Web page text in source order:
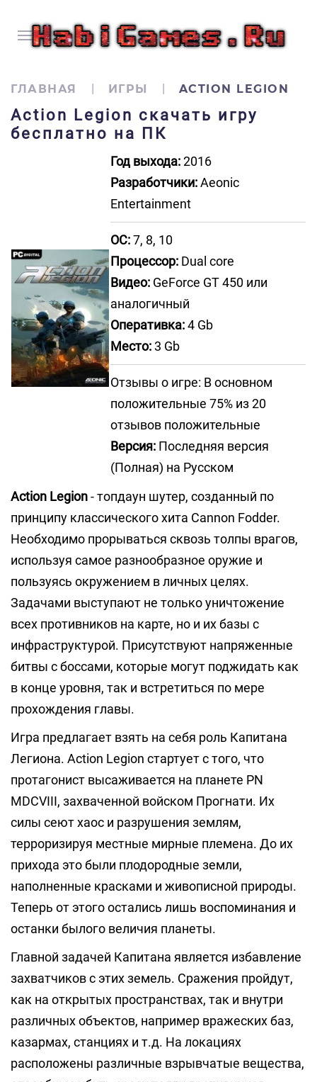
ГЛАВНАЯ ИГРЫ ACTION LEGION
Action Legion скачать игру
бесплатно на ПК
Год выхода:2016
Разработчики:Aeonic
Entertainment
ОС:7, 8, 10
Процессор: Dual core
Видео: GeForce GT 450 или
аналогичный
Оперативка:4 Gb
Место: 3 Gb
Отзывы о игре: В основном
положительные 75% из 20
отзывов положительные
Версия: Последняя версия
(Полная) на Русском
Action Legion- топдаун шутер, созданный по
принципу классического хита Cannon Fodder.
Необходимо прорываться сквозь толпы врагов,
используя самое разнообразное оружие и
пользуясь окружением в личных целях.
Задачами выступают не только уничтожение
всех противников на карте, но и их базы с
инфраструктурой. Присутствуют напряженные
битвы с боссами, которые могут поджидать как
в конце уровня, так и встретиться по мере
прохождения главы.
Игра предлагает взять на себя роль Капитана
Легиона. Action Legion стартует с того, что
протагонист высаживается на планете PN
MDCVIII, захваченной войском Прогнати. Их
силы сеют хаос и разрушения землям,
терроризируя местные мирные племена. До их
прихода это были плодородные земли,
наполненные красками и живописной природы.
Теперь от этого остались лишь воспоминания и
останки былого величия планеты.
Главной задачей Капитана является избавление
захватчиков с этих земель. Сражения пройдут,
как на открытых пространствах, так и внутри
различных объектов, например вражеских баз,
казармах, станциях и т.д. На локациях
расположены различные взрывчатые вещества,